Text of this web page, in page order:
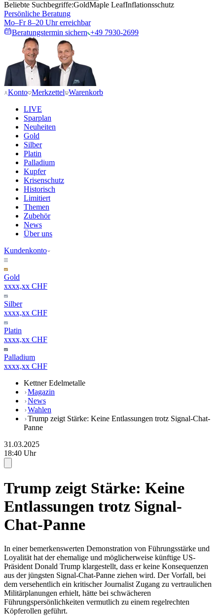
Beliebte Suchbegriffe:GoldMaple LeafInflationsschutz
Persönliche Beratung
Mo–Fr 8–20 Uhr erreichbar
Beratungstermin sichern +49 7930-2699
Konto Merkzettel Warenkorb
LIVE
Sparplan
Neuheiten
Gold
Silber
Platin
Palladium
Kupfer
Krisenschutz
Historisch
Limitiert
Themen
Zubehör
News
Über uns
Kundenkonto
Gold
xxxx,xx CHF
Silber
xxxx,xx CHF
Platin
xxxx,xx CHF
Palladium
xxxx,xx CHF
Kettner Edelmetalle
Magazin
News
Wahlen
Trump zeigt Stärke: Keine Entlassungen trotz Signal-Chat-
Panne
31.03.2025
18:40 Uhr
Trump zeigt Stärke: Keine
Entlassungen trotz Signal-
Chat-Panne
In einer bemerkenswerten Demonstration von Führungsstärke und
Loyalität hat der ehemalige und möglicherweise künftige US-
Präsident Donald Trump klargestellt, dass er keine Konsequenzen
aus der jüngsten Signal-Chat-Panne ziehen wird. Der Vorfall, bei
dem versehentlich ein kritischer Journalist Zugang zu vertraulichen
Militärplanungen erhielt, hätte bei schwächeren
Führungspersönlichkeiten vermutlich zu einem regelrechten
Köpferollen geführt.